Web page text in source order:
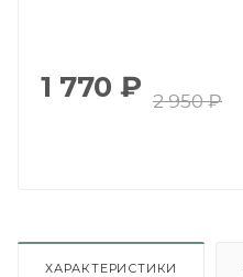
1 770 ₽ 2 950₽
ХАРАКТЕРИСТИКИ